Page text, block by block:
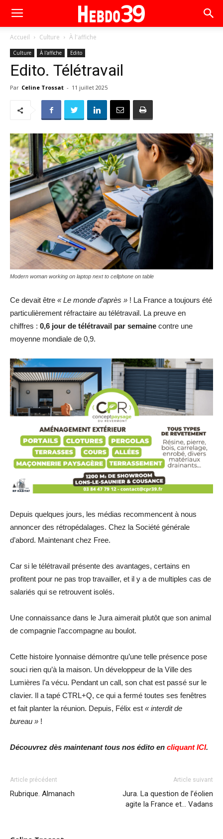
Accueil Culture À l'affiche
Culture À l'affiche Edito
Edito. Télétravail
Par Celine Trossat - 11 juillet 2025
Modern woman working on laptop next to cellphone on table
Ce devait être « Le monde d’après » ! La France a toujours été
particulièrement réfractaire au télétravail. La preuve en
chiffres : 0,6 jour de télétravail par semaine contre une
moyenne mondiale de 0,9.
Depuis quelques jours, les médias recommencent à nous
annoncer des rétropédalages. Chez la Société générale
d’abord. Maintenant chez Free.
Car si le télétravail présente des avantages, certains en
profitent pour ne pas trop travailler, et il y a de multiples cas de
salariés qui se retrouvent isolés.
Une connaissance dans le Jura aimerait plutôt que son animal
de compagnie l’accompagne au boulot.
Cette histoire lyonnaise démontre qu’une telle présence pose
souci rien qu’à la maison. Un développeur de la Ville des
Lumières l’a vécu. Pendant un call, son chat est passé sur le
clavier. Il a tapé CTRL+Q, ce qui a fermé toutes ses fenêtres
et fait planter la réunion. Depuis, Félix est « interdit de
bureau » !
Découvrez dès maintenant tous nos édito en cliquant ICI.
Article précédent
Rubrique. Almanach
Article suivant
Jura. La question de l’éolien
agite la France et… Vadans